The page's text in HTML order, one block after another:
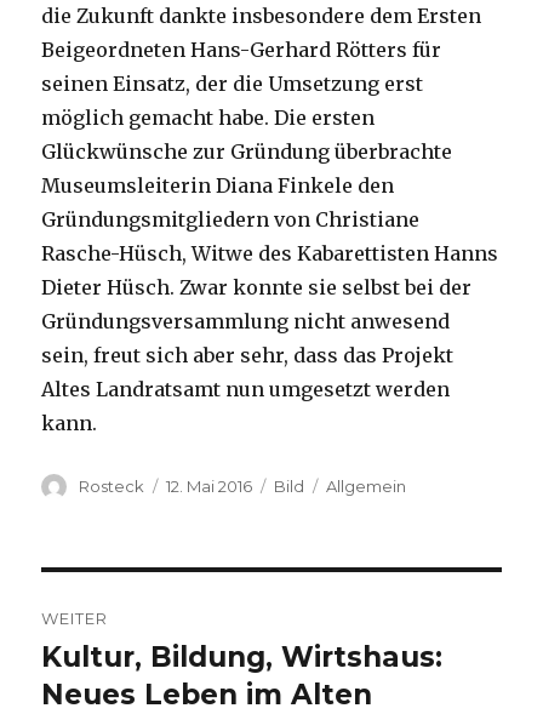
die Zukunft dankte insbesondere dem Ersten
Beigeordneten Hans-Gerhard Rötters für
seinen Einsatz, der die Umsetzung erst
möglich gemacht habe. Die ersten
Glückwünsche zur Gründung überbrachte
Museumsleiterin Diana Finkele den
Gründungsmitgliedern von Christiane
Rasche-Hüsch, Witwe des Kabarettisten Hanns
Dieter Hüsch. Zwar konnte sie selbst bei der
Gründungsversammlung nicht anwesend
sein, freut sich aber sehr, dass das Projekt
Altes Landratsamt nun umgesetzt werden
kann.
Rosteck 12. Mai 2016 Bild Allgemein
WEITER
Nächster
Beitrag:
Kultur, Bildung, Wirtshaus:
Neues Leben im Alten